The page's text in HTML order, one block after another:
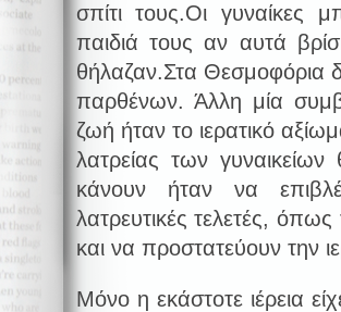
σπίτι τους.Οι
παιδιά τους αν αυτά
θήλαζαν.Στα Θεσμοφόρια
παρθένων. Άλλη μία
ζωή ήταν το ιερατικό
λατρείας των
κάνουν ήταν να
λατρευτικές τελετές,
και να προστατεύουν την
Μόνο η εκάστοτε ιέρεια